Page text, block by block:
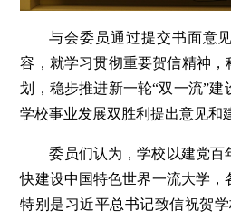
与会委员通过提交书面意
容，就学习贯彻重要贺信精神，
划，稳步推进新一轮“双一流”
学校事业发展双胜利提出意见和
委员们认为，学校以建党百
快建设中国特色世界一流大学，
特别是习近平总书记致信祝贺